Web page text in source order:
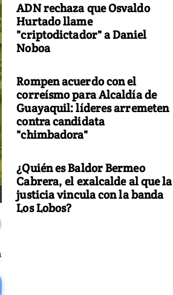
ADN rechaza que Osvaldo
Hurtado llame
"criptodictador" a Daniel
Noboa
Rompen acuerdo con el
correísmo para Alcaldía de
Guayaquil: líderes arremeten
contra candidata
"chimbadora"
¿Quién es Baldor Bermeo
Cabrera, el exalcalde al que la
justicia vincula con la banda
Los Lobos?